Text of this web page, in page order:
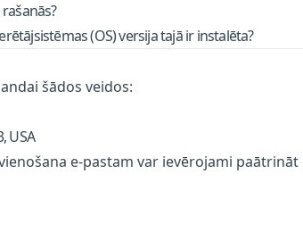
(OS) versija tajā ir instalēta?
šādos veidos:
USA
e-pastam var ievērojami